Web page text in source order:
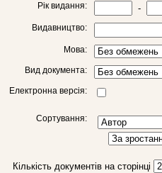
Рік видання: -
Видавництво:
Мова:
Вид документа:
Електронна версія:
Сортування:
Кількість документів на сторінці